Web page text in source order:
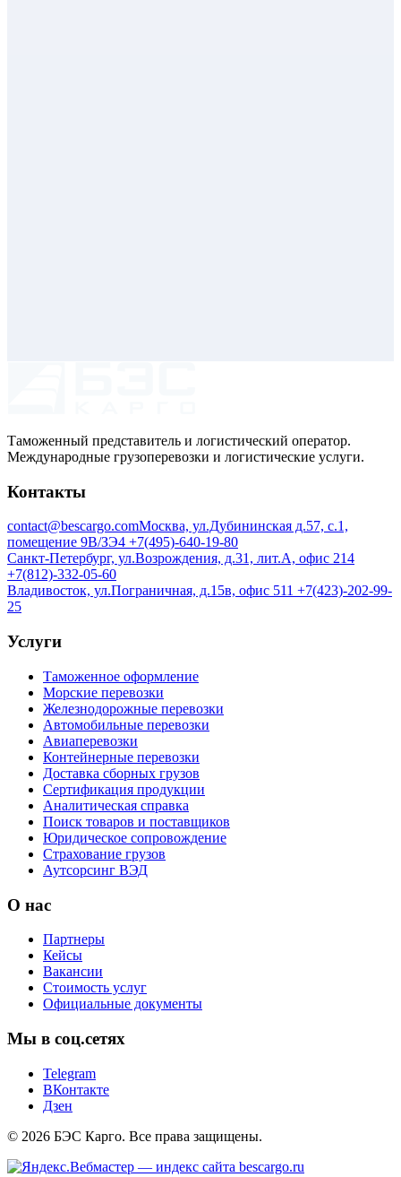
Таможенный представитель и логистический оператор.
Международные грузоперевозки и логистические услуги.
Контакты
contact@bescargo.comМосква, ул.Дубининская д.57, с.1,
помещение 9В/ЗЭ4 +7(495)-640-19-80
Санкт-Петербург, ул.Возрождения, д.31, лит.А, офис 214
+7(812)-332-05-60
Владивосток, ул.Пограничная, д.15в, офис 511 +7(423)-202-99-
25
Услуги
Таможенное оформление
Морские перевозки
Железнодорожные перевозки
Автомобильные перевозки
Авиаперевозки
Контейнерные перевозки
Доставка сборных грузов
Сертификация продукции
Аналитическая справка
Поиск товаров и поставщиков
Юридическое сопровождение
Страхование грузов
Аутсорсинг ВЭД
О нас
Партнеры
Кейсы
Вакансии
Стоимость услуг
Официальные документы
Мы в соц.сетях
Telegram
ВКонтакте
Дзен
© 2026 БЭС Карго. Все права защищены.